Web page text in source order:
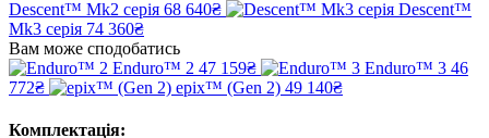
Descent™ Mk2 серія 68 640₴
Descent™
Mk3 серія 74 360₴
Вам може сподобатись
Enduro™ 2 47 159₴ Enduro™ 3 46
772₴
epix™ (Gen 2) 49 140₴
Комплектація: